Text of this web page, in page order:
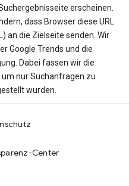
erscheinen.
dass Browser diese URL
an die Zielseite senden. Wir
Google Trends und die
Dabei fassen wir die
nur Suchanfragen zu
wurden.
Center